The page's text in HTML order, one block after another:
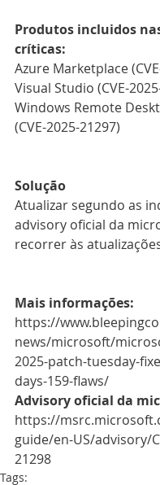
Produtos incluidos
críticas:
Azure Marketplace
Visual Studio (CVE-
Windows Remote
(CVE-2025-21297)
Solução
Atualizar segundo as
advisory oficial da
recorrer às
Mais informações:
https://
news/microsoft/
2025-patch-tuesday-
days-159-flaws/
Advisory oficial da
https://
guide/en-US/advisory/
21298
Tags: